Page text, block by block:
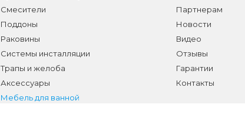
Смесители
Поддоны
Раковины
Системы инсталляции
Трапы и желоба
Аксессуары
Мебель для ванной
Партнерам
Новости
Видео
Отзывы
Гарантии
Контакты